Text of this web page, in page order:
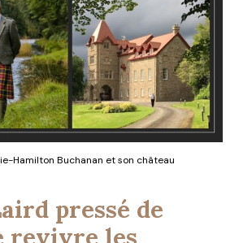
Hamilton Buchanan et son château
pressé de
revivre les